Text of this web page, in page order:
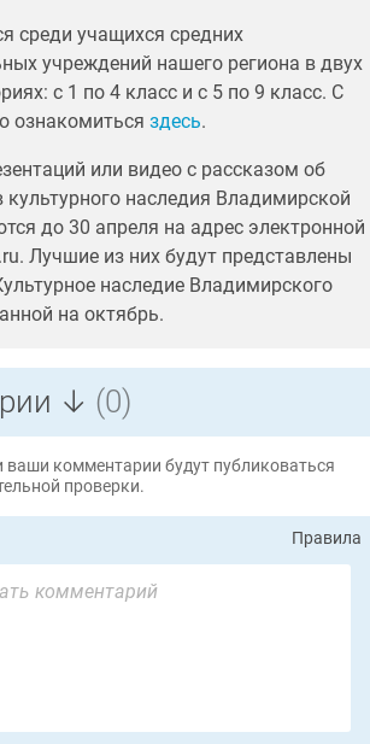
среди учащихся средних
учреждений нашего региона в двух
с 1 по 4 класс и с 5 по 9 класс. С
ознакомиться здесь.
или видео с рассказом об
наследия Владимирской
до 30 апреля на адрес электронной
Лучшие из них будут представлены
наследие Владимирского
на октябрь.
↓ (0)
ваши комментарии будут публиковаться
проверки.
Правила